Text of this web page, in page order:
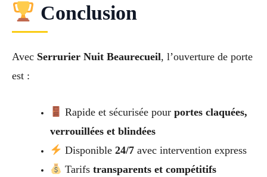
Conclusion
Avec Serrurier Nuit Beaurecueil, l’ouverture de porte
est :
Rapide et sécurisée pourportes claquées,
verrouillées et blindées
Disponible24/7 avec intervention express
Tarifstransparents et compétitifs